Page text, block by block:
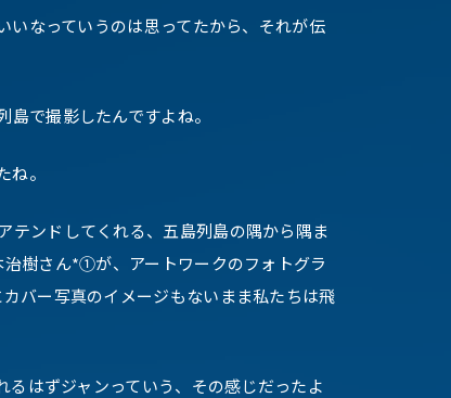
いなっていうのは思ってたから、それが伝
で撮影したんですよね。
。
テンドしてくれる、五島列島の隅から隅ま
樹さん*①が、アートワークのフォトグラ
バー写真のイメージもないまま私たちは飛
るはずジャンっていう、その感じだったよ